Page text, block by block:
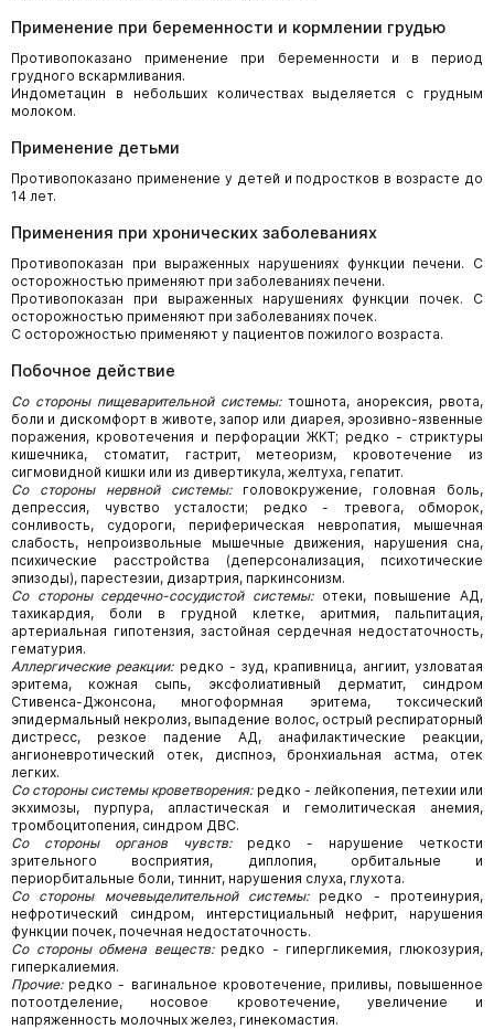
Применение при беременности и кормлении грудью
Противопоказано применение при беременности и в период
грудного вскармливания.
Индометацин в небольших количествах выделяется с грудным
молоком.
Применение детьми
Противопоказано применение у детей и подростков в возрасте до
14 лет.
Применения при хронических заболеваниях
Противопоказан при выраженных нарушениях функции печени. С
осторожностью применяют при заболеваниях печени.
Противопоказан при выраженных нарушениях функции почек. С
осторожностью применяют при заболеваниях почек.
С осторожностью применяют у пациентов пожилого возраста.
Побочное действие
Со стороны пищеварительной системы:тошнота, анорексия, рвота,
боли и дискомфорт в животе, запор или диарея, эрозивно-язвенные
поражения, кровотечения и перфорации ЖКТ; редко - стриктуры
кишечника, стоматит, гастрит, метеоризм, кровотечение из
сигмовидной кишки или из дивертикула, желтуха, гепатит.
Со стороны нервной системы:головокружение, головная боль,
депрессия, чувство усталости; редко - тревога, обморок,
сонливость, судороги, периферическая невропатия, мышечная
слабость, непроизвольные мышечные движения, нарушения сна,
психические расстройства (деперсонализация, психотические
эпизоды), парестезии, дизартрия, паркинсонизм.
Со стороны сердечно-сосудистой системы:отеки, повышение АД,
тахикардия, боли в грудной клетке, аритмия, пальпитация,
артериальная гипотензия, застойная сердечная недостаточность,
гематурия.
Аллергические реакции:редко - зуд, крапивница, ангиит, узловатая
эритема, кожная сыпь, эксфолиативный дерматит, синдром
Стивенса-Джонсона, многоформная эритема, токсический
эпидермальный некролиз, выпадение волос, острый респираторный
дистресс, резкое падение АД, анафилактические реакции,
ангионевротический отек, диспноэ, бронхиальная астма, отек
легких.
Со стороны системы кроветворения:редко - лейкопения, петехии или
экхимозы, пурпура, апластическая и гемолитическая анемия,
тромбоцитопения, синдром ДВС.
Со стороны органов чувств:редко - нарушение четкости
зрительного восприятия, диплопия, орбитальные и
периорбитальные боли, тиннит, нарушения слуха, глухота.
Со стороны мочевыделительной системы:редко - протеинурия,
нефротический синдром, интерстициальный нефрит, нарушения
функции почек, почечная недостаточность.
Со стороны обмена веществ:редко - гипергликемия, глюкозурия,
гиперкалиемия.
Прочие:редко - вагинальное кровотечение, приливы, повышенное
потоотделение, носовое кровотечение, увеличение и
напряженность молочных желез, гинекомастия.